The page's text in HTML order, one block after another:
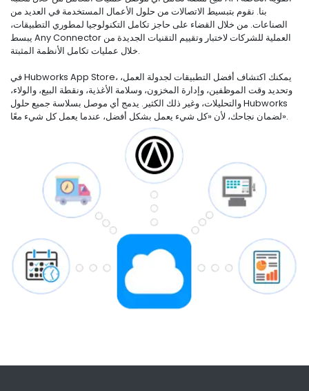
بنا. نقوم بتبسيط الاتصالات من حلول الأعمال المستخدمة في العديد من
الصناعات. من خلال القضاء على حاجز تكامل التكنولوجيا لمطوري التطبيقات،
يبسط Any Connector العملية للشركات لاختبار وتقييم التقنيات الجديدة من
خلال عمليات تكامل الأنظمة المثبتة.
في Hubworks App Store، يمكنك اكتشاف أفضل التطبيقات لجدولة العمل،
وتحديد وقت الموظفين، وإدارة المخزون، وسلامة الأغذية، ونقطة البيع، والولاء،
والتحليلات، وغير ذلك الكثير. يدمج أي موصل بسلاسة جميع حلول Hubworks
لضمان نجاحك، لأن «كل شيء يعمل بشكل أفضل، عندما يعمل كل شيء معًا».